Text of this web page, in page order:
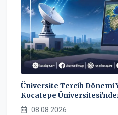
Üniversite Tercih Dönemi
Kocatepe
08.08.2026